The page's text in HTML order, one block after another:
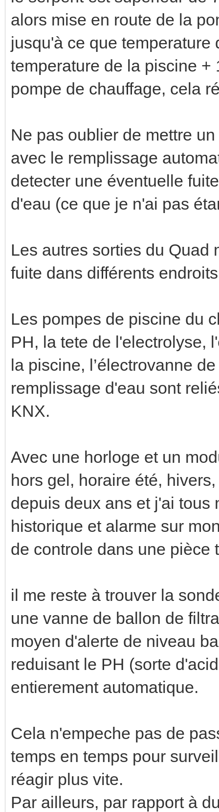
alors mise en route de la
jusqu'à ce que
temperature de la piscine +
pompe de chauffage, cela
Ne pas oublier de mettre
avec le remplissage
detecter une éventuelle
d'eau (ce que je n'ai pas
Les autres sorties du Quad
fuite dans différents
Les pompes de piscine du
PH, la tete de l'electrolyse,
la piscine, l’électrovanne
remplissage d'eau sont
KNX.
Avec une horloge et un
hors gel, horaire été,
depuis deux ans et j'ai tous
historique et alarme sur
de controle dans une pièce
il me reste à trouver la
une vanne de ballon de
moyen d'alerte de niveau
reduisant le PH (sorte
entierement automatique.
Cela n'empeche pas de
temps en temps pour
réagir plus vite.
Par ailleurs, par rapport à